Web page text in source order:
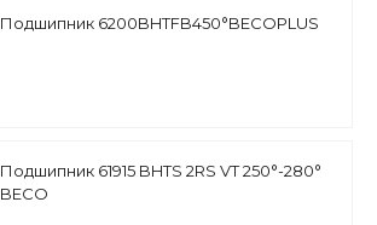
Подшипник 6200BHTFB450°BЕСОPLUS
Подшипник 61915 BHTS 2RS VT 250°-280°
BECO